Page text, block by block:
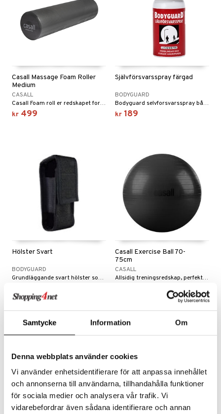
Samtycke Information Om
Denna webbplats använder cookies
Vi använder enhetsidentifierare för att anpassa innehållet
och annonserna till användarna, tillhandahålla funktioner
för sociala medier och analysera vår trafik. Vi
vidarebefordrar även sådana identifierare och annan
Casall Massage Foam Roller
Medium
CASALL
Casall Foam roll er redskapet for å trene opp mobilitet, stabilitet og styrke. Lengde 61 cm og diameter 15 cm.
kr 499
Självförsvarsspray färgad
BODYGUARD
Bodyguard selvforsvarsspray både forblinder og farger angriperen rød. Forsvarsspray gir deg forspranget du trenger!
kr 189
Hölster Svart
BODYGUARD
Grundläggande svart hölster som har en perfekt passform för Bodyguard självförsvarsspray.
Casall Exercise Ball 70-
75cm
CASALL
Allsidig treningsredskap, perfekt for styrketrening for hele kroppen. For deg over 175 cm.
Finnes i flere varianter